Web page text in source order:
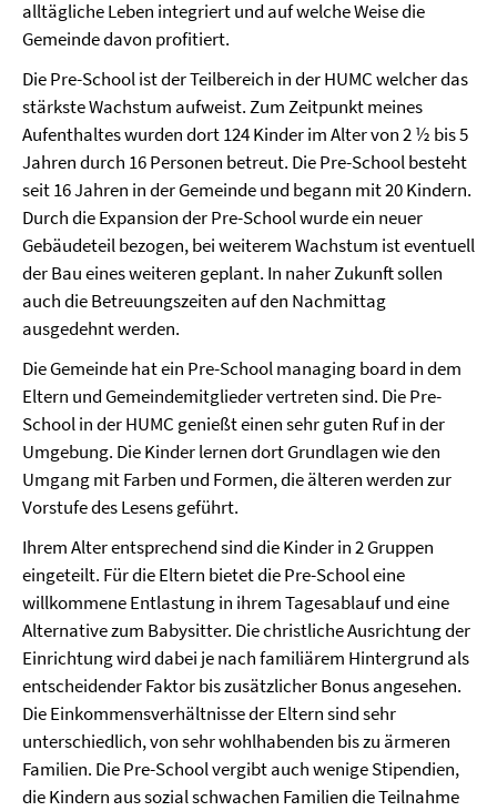
alltägliche Leben integriert und auf welche Weise die
Gemeinde davon profitiert.
Die Pre-School ist der Teilbereich in der HUMC welcher das
stärkste Wachstum aufweist. Zum Zeitpunkt meines
Aufenthaltes wurden dort 124 Kinder im Alter von 2 ½ bis 5
Jahren durch 16 Personen betreut. Die Pre-School besteht
seit 16 Jahren in der Gemeinde und begann mit 20 Kindern.
Durch die Expansion der Pre-School wurde ein neuer
Gebäudeteil bezogen, bei weiterem Wachstum ist eventuell
der Bau eines weiteren geplant. In naher Zukunft sollen
auch die Betreuungszeiten auf den Nachmittag
ausgedehnt werden.
Die Gemeinde hat ein Pre-School managing board in dem
Eltern und Gemeindemitglieder vertreten sind. Die Pre-
School in der HUMC genießt einen sehr guten Ruf in der
Umgebung. Die Kinder lernen dort Grundlagen wie den
Umgang mit Farben und Formen, die älteren werden zur
Vorstufe des Lesens geführt.
Ihrem Alter entsprechend sind die Kinder in 2 Gruppen
eingeteilt. Für die Eltern bietet die Pre-School eine
willkommene Entlastung in ihrem Tagesablauf und eine
Alternative zum Babysitter. Die christliche Ausrichtung der
Einrichtung wird dabei je nach familiärem Hintergrund als
entscheidender Faktor bis zusätzlicher Bonus angesehen.
Die Einkommensverhältnisse der Eltern sind sehr
unterschiedlich, von sehr wohlhabenden bis zu ärmeren
Familien. Die Pre-School vergibt auch wenige Stipendien,
die Kindern aus sozial schwachen Familien die Teilnahme